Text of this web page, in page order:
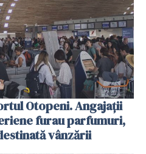
Otopeni. Angajații
furau parfumuri,
vânzării